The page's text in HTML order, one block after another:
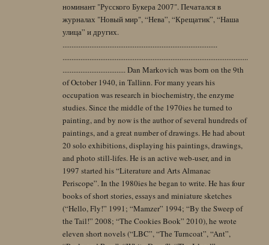
номинант "Русского Букера 2007". Печатался в
журналах "Новый мир", “Нева”, “Крещатик”, “Наша
улица” и других.
......................................................................................
.......................................................................................................
................................... Dan Markovich was born on the 9th
of October 1940, in Tallinn. For many years his
occupation was research in biochemistry, the enzyme
studies. Since the middle of the 1970ies he turned to
painting, and by now is the author of several hundreds of
paintings, and a great number of drawings. He had about
20 solo exhibitions, displaying his paintings, drawings,
and photo still-lifes. He is an active web-user, and in
1997 started his “Literature and Arts Almanac
Periscope”. In the 1980ies he began to write. He has four
books of short stories, essays and miniature sketches
(“Hello, Fly!” 1991; “Mamzer” 1994; “By the Sweep of
the Tail!” 2008; “The Cookies Book” 2010), he wrote
eleven short novels (“LBC”, “The Turncoat”, “Ant”,